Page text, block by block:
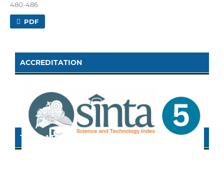
480-486
PDF
ACCREDITATION
TEMPLATE